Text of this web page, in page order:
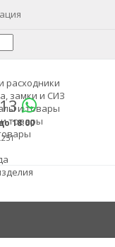
расходники
замки и СИЗ
и товары
товары
18:00